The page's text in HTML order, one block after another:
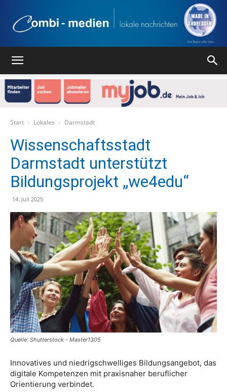
Verlag
Start Lokales Darmstadt
Wissenschaftsstadt
Darmstadt unterstützt
Bildungsprojekt „we4edu“
14. Juli 2025
Quelle: Shutterstock - Master1305
Innovatives und niedrigschwelliges Bildungsangebot, das
digitale Kompetenzen mit praxisnaher beruflicher
Orientierung verbindet.